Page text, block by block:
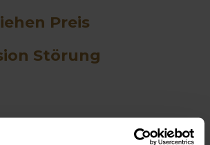
Preis
Störung